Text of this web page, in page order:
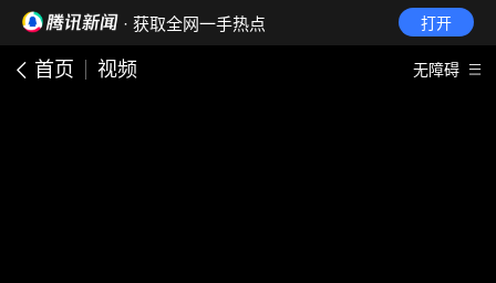
· 获取全网一手热点 打开
首页 视频 无障碍